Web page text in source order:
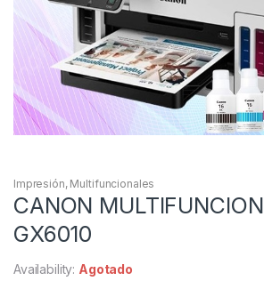
Impresión, Multifuncionales
CANON
GX6010
Availability: Agotado